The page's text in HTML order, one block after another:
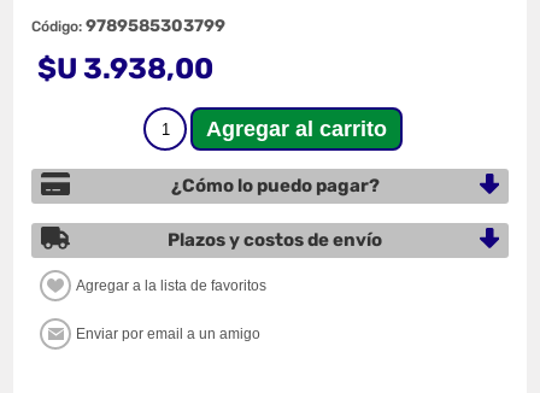
Código: 9789585303799
$U 3.938,00
¿Cómo lo puedo pagar?
Plazos y costos de envío